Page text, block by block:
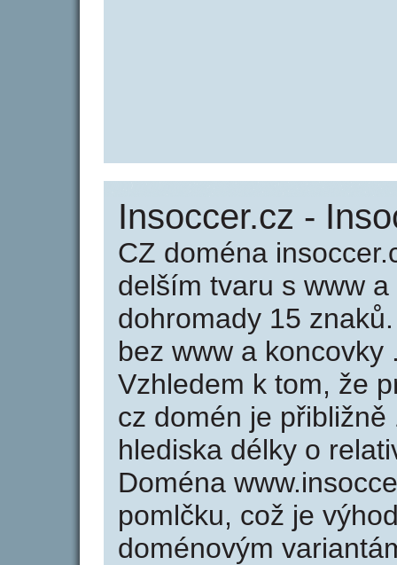
Insoccer.cz -
CZ doména
delším tvaru s www
dohromady 15
bez www a
Vzhledem k tom, že
cz domén je
hlediska délky o
Doména
pomlčku, což je
doménovým